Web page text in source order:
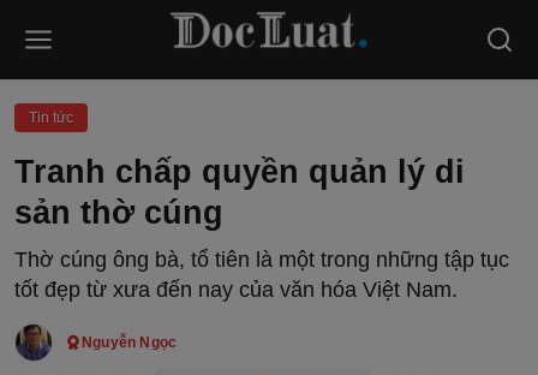
Tin tức
Tranh chấp quyền quản lý di
sản thờ cúng
Thờ cúng ông bà, tổ tiên là một trong những tập tục
tốt đẹp từ xưa đến nay của văn hóa Việt Nam.
Nguyễn Ngọc